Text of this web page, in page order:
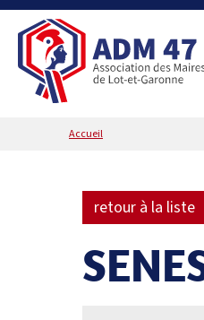
Accueil
retour à la liste